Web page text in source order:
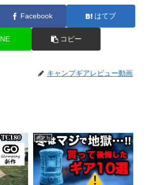
Facebook はてブ
コピー
キャンプギアレビュー動画
テント